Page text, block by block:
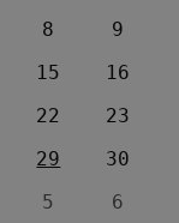
8
9
15
16
22
23
29
30
5 6